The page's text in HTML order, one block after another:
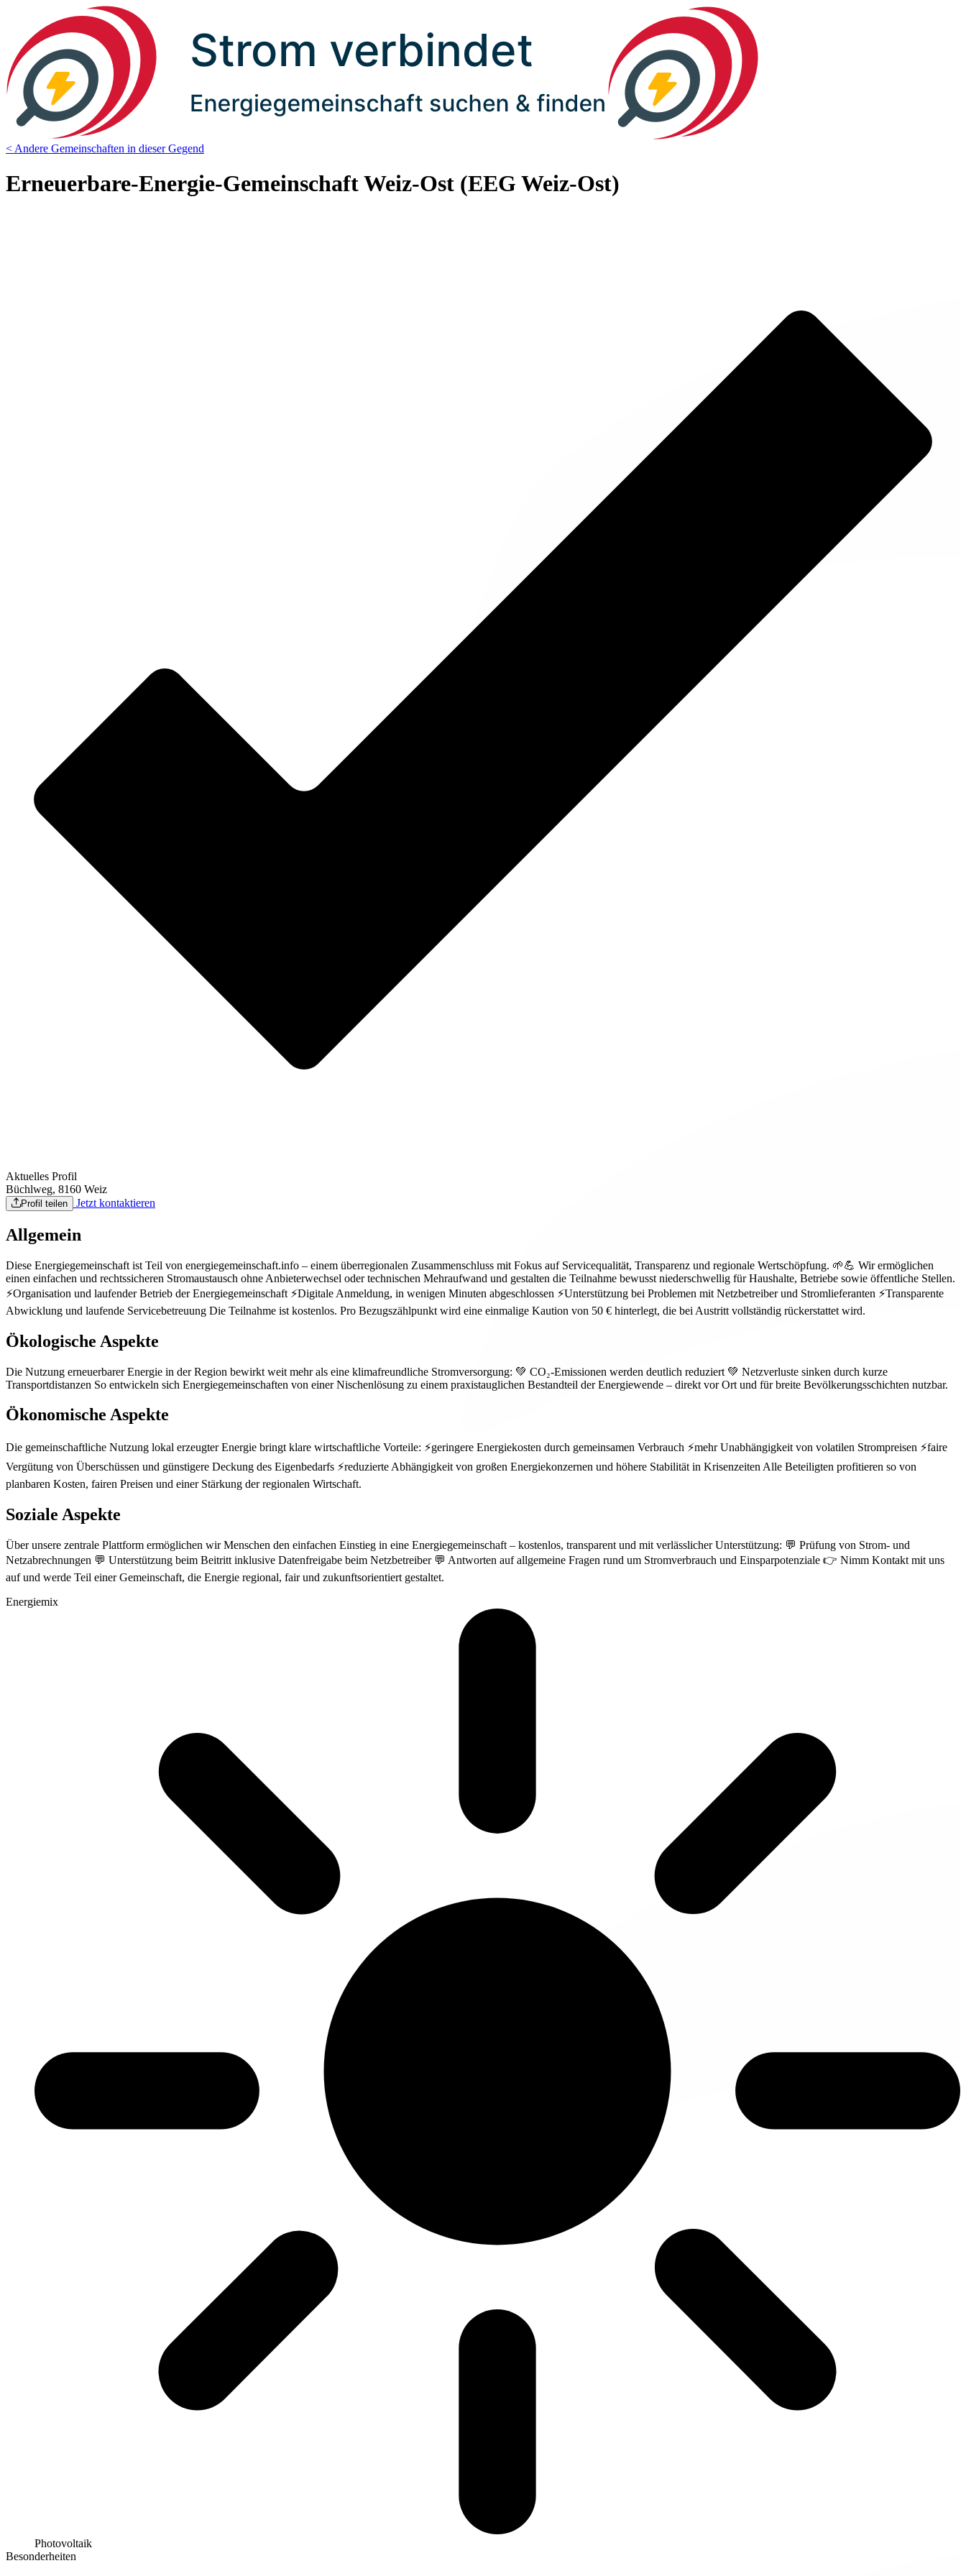
< Andere Gemeinschaften in dieser Gegend
Erneuerbare-Energie-Gemeinschaft Weiz-Ost (EEG Weiz-Ost)
Aktuelles Profil
Büchlweg, 8160 Weiz
Profil teilen Jetzt kontaktieren
Allgemein
Diese Energiegemeinschaft ist Teil von energiegemeinschaft.info – einem überregionalen Zusammenschluss mit Fokus auf Servicequalität, Transparenz und regionale Wertschöpfung. 🌱💪 Wir ermöglichen
einen einfachen und rechtssicheren Stromaustausch ohne Anbieterwechsel oder technischen Mehraufwand und gestalten die Teilnahme bewusst niederschwellig für Haushalte, Betriebe sowie öffentliche Stellen.
⚡Organisation und laufender Betrieb der Energiegemeinschaft ⚡Digitale Anmeldung, in wenigen Minuten abgeschlossen ⚡Unterstützung bei Problemen mit Netzbetreiber und Stromlieferanten ⚡Transparente
Abwicklung und laufende Servicebetreuung Die Teilnahme ist kostenlos. Pro Bezugszählpunkt wird eine einmalige Kaution von 50 € hinterlegt, die bei Austritt vollständig rückerstattet wird.
Ökologische Aspekte
Die Nutzung erneuerbarer Energie in der Region bewirkt weit mehr als eine klimafreundliche Stromversorgung: 💚 CO₂-Emissionen werden deutlich reduziert 💚 Netzverluste sinken durch kurze
Transportdistanzen So entwickeln sich Energiegemeinschaften von einer Nischenlösung zu einem praxistauglichen Bestandteil der Energiewende – direkt vor Ort und für breite Bevölkerungsschichten nutzbar.
Ökonomische Aspekte
Die gemeinschaftliche Nutzung lokal erzeugter Energie bringt klare wirtschaftliche Vorteile: ⚡geringere Energiekosten durch gemeinsamen Verbrauch ⚡mehr Unabhängigkeit von volatilen Strompreisen ⚡faire
Vergütung von Überschüssen und günstigere Deckung des Eigenbedarfs ⚡reduzierte Abhängigkeit von großen Energiekonzernen und höhere Stabilität in Krisenzeiten Alle Beteiligten profitieren so von
planbaren Kosten, fairen Preisen und einer Stärkung der regionalen Wirtschaft.
Soziale Aspekte
Über unsere zentrale Plattform ermöglichen wir Menschen den einfachen Einstieg in eine Energiegemeinschaft – kostenlos, transparent und mit verlässlicher Unterstützung: 💬 Prüfung von Strom- und
Netzabrechnungen 💬 Unterstützung beim Beitritt inklusive Datenfreigabe beim Netzbetreiber 💬 Antworten auf allgemeine Fragen rund um Stromverbrauch und Einsparpotenziale 👉 Nimm Kontakt mit uns
auf und werde Teil einer Gemeinschaft, die Energie regional, fair und zukunftsorientiert gestaltet.
Energiemix
Photovoltaik
Besonderheiten